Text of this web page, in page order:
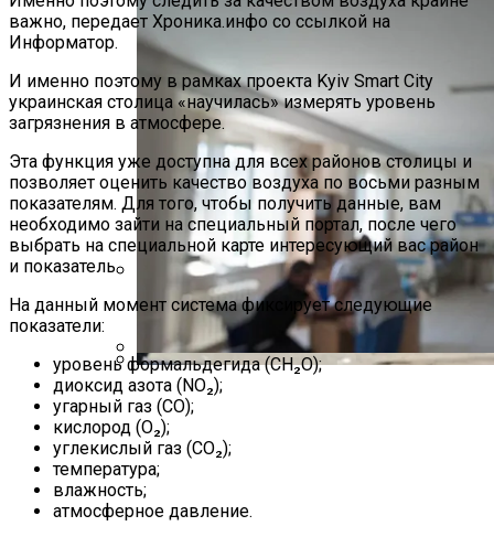
Международная Реакция На Тарифы
Трампа: Что Стоит На Кону
Кризис Безопасности На Гаити:
Ужасающая Реальность Безнадежной
Обстановки
В Днепре Произошло Массовое
Отравление
важно, передает Хроника.инфо со ссылкой на
Информатор.
И именно поэтому в рамках проекта Kyiv Smart City
украинская столица «научилась» измерять уровень
загрязнения в атмосфере.
Эта функция уже доступна для всех районов столицы и
позволяет оценить качество воздуха по восьми разным
показателям. Для того, чтобы получить данные, вам
необходимо зайти на специальный портал, после чего
выбрать на специальной карте интересующий вас район
и показатель.
На данный момент система фиксирует следующие
показатели:
уровень формальдегида (CH₂O);
диоксид азота (NO₂);
угарный газ (CO);
кислород (O₂);
углекислый газ (CO₂);
температура;
влажность;
атмосферное давление.